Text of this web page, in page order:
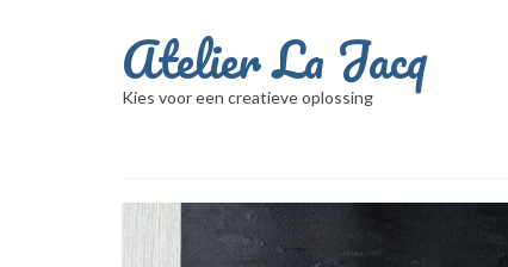
Atelier La Jacq
Kies voor een creatieve oplossing